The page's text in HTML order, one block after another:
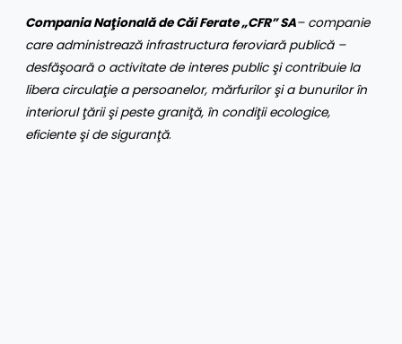
Compania Naţională de Căi Ferate „CFR” SA– companie
care administrează infrastructura feroviară publică –
desfăşoară o activitate de interes public şi contribuie la
libera circulaţie a persoanelor, mărfurilor şi a bunurilor în
interiorul ţării şi peste graniţă, în condiţii ecologice,
eficiente şi de siguranţă.